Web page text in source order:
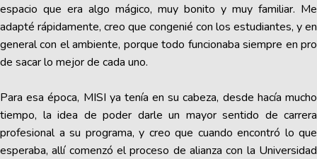
espacio que era algo mágico, muy bonito y muy familiar. Me
adapté rápidamente, creo que congenié con los estudiantes, y en
general con el ambiente, porque todo funcionaba siempre en pro
de sacar lo mejor de cada uno.
Para esa época, MISI ya tenía en su cabeza, desde hacía mucho
tiempo, la idea de poder darle un mayor sentido de carrera
profesional a su programa, y creo que cuando encontró lo que
esperaba, allí comenzó el proceso de alianza con la Universidad